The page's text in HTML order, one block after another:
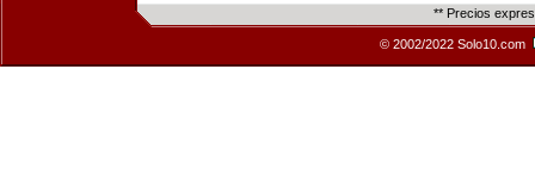
** Precios
© 2002/2022 Solo10.com